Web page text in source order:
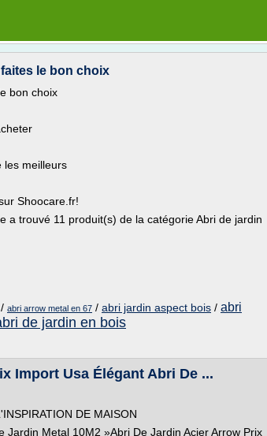
le bon choix
bon choix
les meilleurs
Shoocare.fr!
a trouvé 11 produit(s) de la catégorie Abri de jardin
/ abri arrow metal en 67 / abri jardin aspect bois / abri
de jardin en bois
Import Usa Élégant Abri De ...
DE MAISON
Jardin Metal 10M2 »Abri De Jardin Acier Arrow Prix